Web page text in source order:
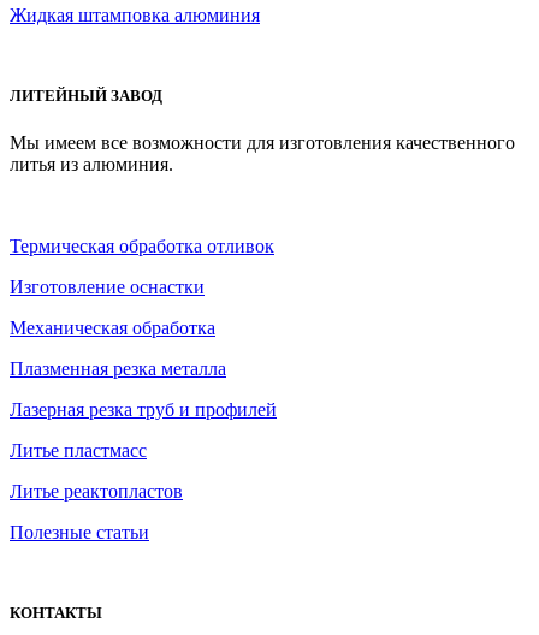
Жидкая штамповка алюминия
ЛИТЕЙНЫЙ ЗАВОД
Мы имеем все возможности для изготовления качественного
литья из алюминия.
Термическая обработка отливок
Изготовление оснастки
Механическая обработка
Плазменная резка металла
Лазерная резка труб и профилей
Литье пластмасс
Литье реактопластов
Полезные статьи
КОНТАКТЫ